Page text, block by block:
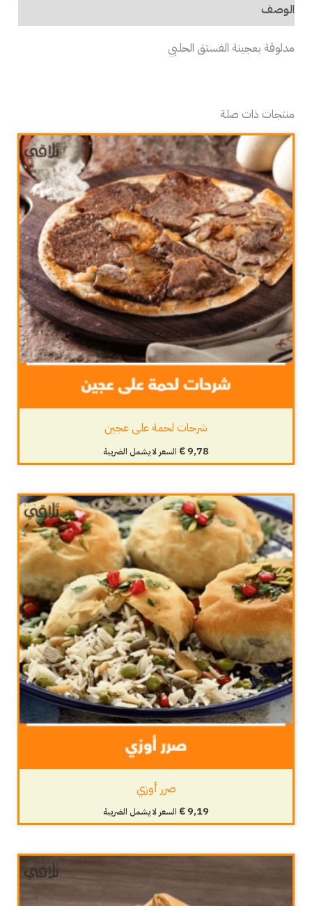
الوصف
مدلوقة بعجينة الفستق الحلبي
منتجات ذات صلة
شرحات لحمة على عجين
€9,78 السعر لا يشمل الضريبة
صرر أوزي
€9,19 السعر لا يشمل الضريبة